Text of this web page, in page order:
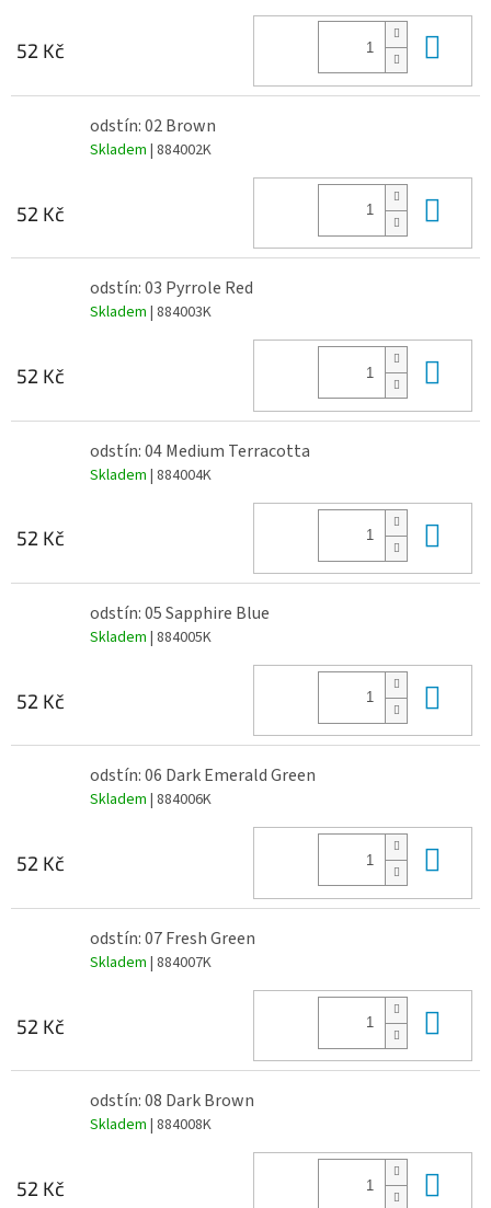
52 Kč
odstín: 02 Brown
Skladem | 884002K
52 Kč
odstín: 03 Pyrrole Red
Skladem | 884003K
52 Kč
odstín: 04 Medium Terracotta
Skladem | 884004K
52 Kč
odstín: 05 Sapphire Blue
Skladem | 884005K
52 Kč
odstín: 06 Dark Emerald Green
Skladem | 884006K
52 Kč
odstín: 07 Fresh Green
Skladem | 884007K
52 Kč
odstín: 08 Dark Brown
Skladem | 884008K
52 Kč